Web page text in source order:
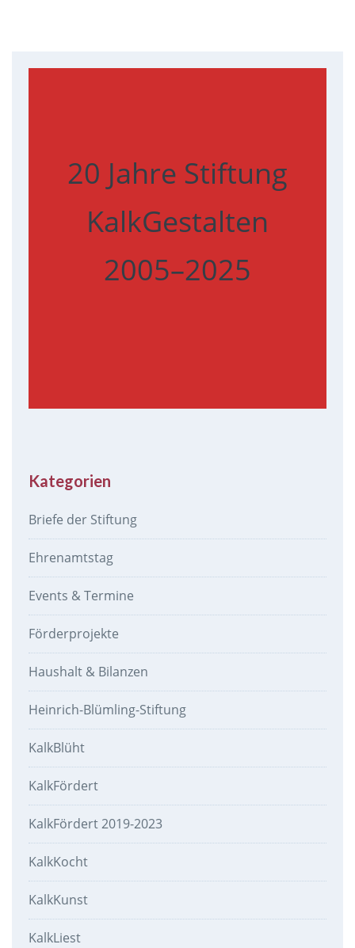
20 Jahre Stiftung
KalkGestalten
2005–2025
Kategorien
Briefe der Stiftung
Ehrenamtstag
Events & Termine
Förderprojekte
Haushalt & Bilanzen
Heinrich-Blümling-Stiftung
KalkBlüht
KalkFördert
KalkFördert 2019-2023
KalkKocht
KalkKunst
KalkLiest